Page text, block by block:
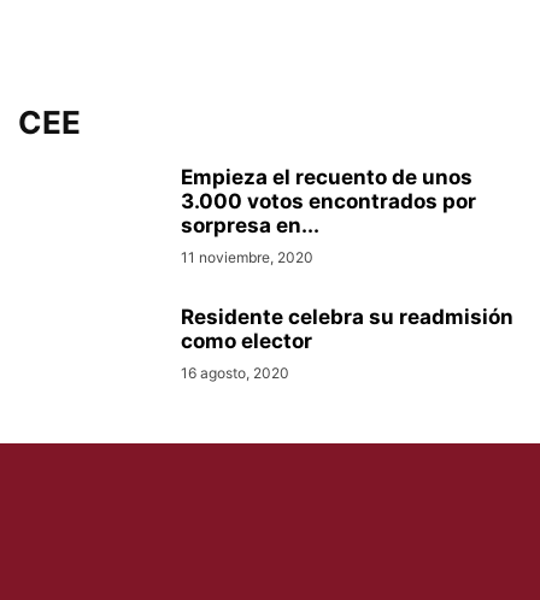
CEE
Empieza el recuento de unos
3.000 votos encontrados por
sorpresa en...
11 noviembre, 2020
Residente celebra su readmisión
como elector
16 agosto, 2020